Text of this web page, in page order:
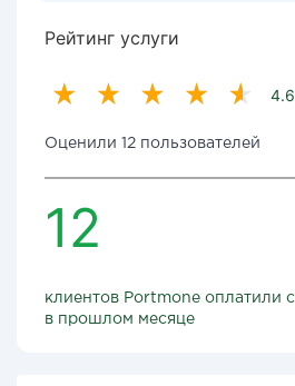
Рейтинг услуги
4.6
Оценили 12 пользователей
12
клиентов Portmone оплатили
в прошлом месяце